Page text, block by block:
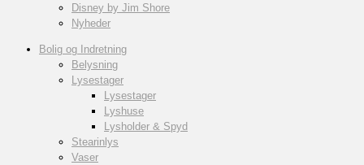
Disney by Jim Shore
Nyheder
Bolig og Indretning
Belysning
Lysestager
Lysestager
Lyshuse
Lysholder & Spyd
Stearinlys
Vaser